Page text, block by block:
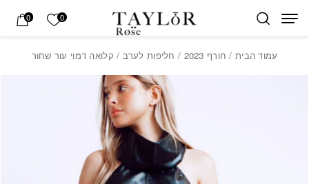
Skip to Content
0 הרשימה
0
עמוד הבית / חורף 2023 / חליפות לערב / קלואה דמוי עור שחור
בחזרה למעלה